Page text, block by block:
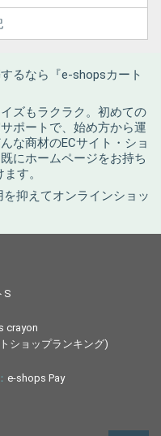
るなら『e-shopsカート
ズもラクラク。初めての
ポートで、始め方から運
な商材のECサイト・ショ
にホームページをお持ち
す。
を抑えてオンラインショッ
S
crayon
ショップランキング)
e-shops Pay